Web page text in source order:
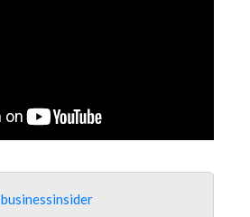
businessinsider